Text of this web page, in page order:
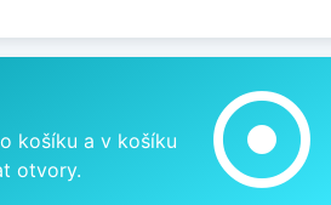
košíku a v košíku
otvory.
adjust